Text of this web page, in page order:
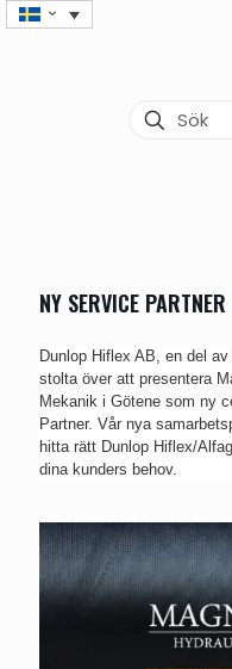
NY SERVICE PARTNER
Dunlop Hiflex AB, en del
stolta över att presentera
Mekanik i Götene som ny
Partner. Vår nya
hitta rätt Dunlop Hiflex/
dina kunders behov.